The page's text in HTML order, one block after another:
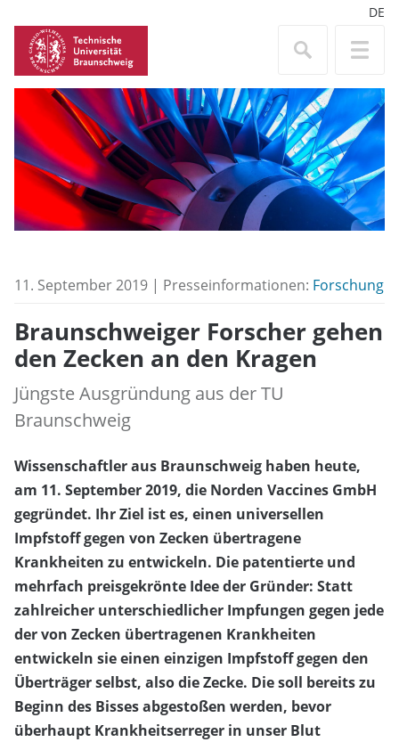
DE
11. September 2019 | Presseinformationen: Forschung
Braunschweiger Forscher gehen
den Zecken an den Kragen
Jüngste Ausgründung aus der TU
Braunschweig
Wissenschaftler aus Braunschweig haben heute,
am 11. September 2019, die Norden Vaccines GmbH
gegründet. Ihr Ziel ist es, einen universellen
Impfstoff gegen von Zecken übertragene
Krankheiten zu entwickeln. Die patentierte und
mehrfach preisgekrönte Idee der Gründer: Statt
zahlreicher unterschiedlicher Impfungen gegen jede
der von Zecken übertragenen Krankheiten
entwickeln sie einen einzigen Impfstoff gegen den
Überträger selbst, also die Zecke. Die soll bereits zu
Beginn des Bisses abgestoßen werden, bevor
überhaupt Krankheitserreger in unser Blut